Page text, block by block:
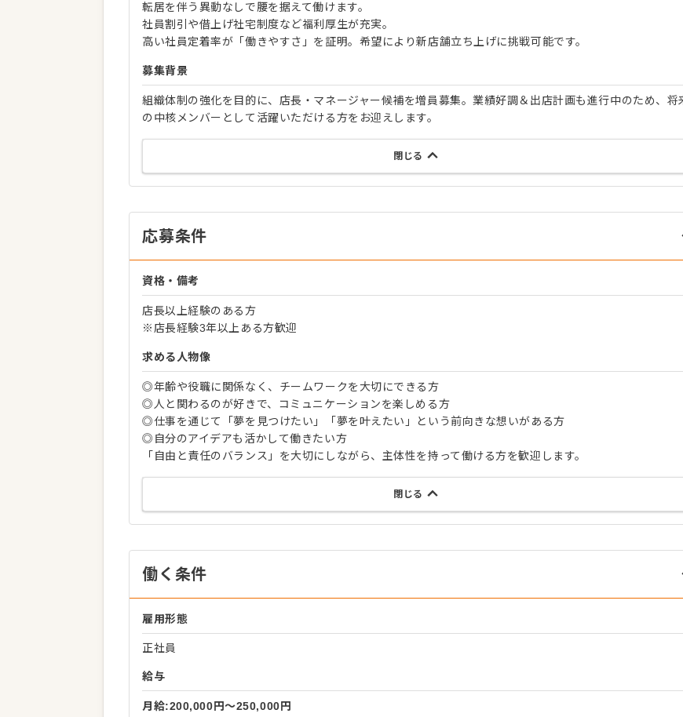
転居を伴う異動なしで腰を据えて働けます。
社員割引や借上げ社宅制度など福利厚生が充実。
高い社員定着率が「働きやすさ」を証明。希望により新店舗立ち上げに挑戦可能です。
募集背景
組織体制の強化を目的に、店長・マネージャー候補を増員募集。業績好調＆出店計画も進行中のため、将
の中核メンバーとして活躍いただける方をお迎えします。
閉じる
応募条件
資格・備考
店長以上経験のある方
※店長経験3年以上ある方歓迎
求める人物像
◎年齢や役職に関係なく、チームワークを大切にできる方
◎人と関わるのが好きで、コミュニケーションを楽しめる方
◎仕事を通じて「夢を見つけたい」「夢を叶えたい」という前向きな想いがある方
◎自分のアイデアも活かして働きたい方
「自由と責任のバランス」を大切にしながら、主体性を持って働ける方を歓迎します。
閉じる
働く条件
雇用形態
正社員
給与
月給:200,000円〜250,000円